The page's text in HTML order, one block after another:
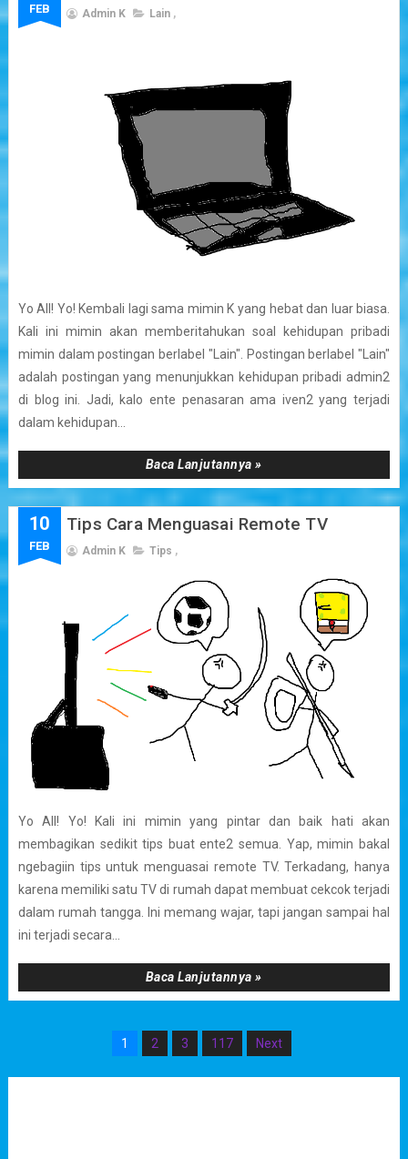
FEB Admin K Lain ,
Yo All! Yo! Kembali lagi sama mimin K yang hebat dan luar biasa.
Kali ini mimin akan memberitahukan soal kehidupan pribadi
mimin dalam postingan berlabel "Lain". Postingan berlabel "Lain"
adalah postingan yang menunjukkan kehidupan pribadi admin2
di blog ini. Jadi, kalo ente penasaran ama iven2 yang terjadi
dalam kehidupan...
Baca Lanjutannya »
10
FEB
Tips Cara Menguasai Remote TV
Admin K Tips ,
Yo All! Yo! Kali ini mimin yang pintar dan baik hati akan
membagikan sedikit tips buat ente2 semua. Yap, mimin bakal
ngebagiin tips untuk menguasai remote TV. Terkadang, hanya
karena memiliki satu TV di rumah dapat membuat cekcok terjadi
dalam rumah tangga. Ini memang wajar, tapi jangan sampai hal
ini terjadi secara...
Baca Lanjutannya »
1 2 3 117 Next